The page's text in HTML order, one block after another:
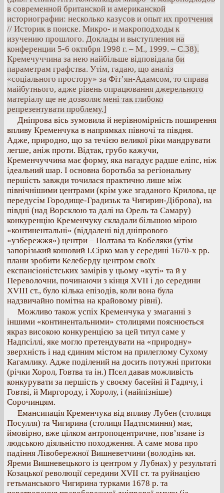
в современной британской и американской
историографии: несколько казусов и опыт их протчения
// Историк в поиске. Микро- и макроподходы к
изучению прошлого. Доклады и выступления на
конференции 5-6 октября 1998 г. – М., 1999. – С.38).
Кремечуччина за нею найбільше відповідала би
параметрам графства. Утім, гадаю, що аналіз
«соціального простору» за Фіт’ян-Адамсом, то справа
майбутнього, адже рівень опрацювання джерельного
матеріалу ще не дозволяє мені так глибоко
репрезентувати проблему.]
Дніпрова вісь зумовила й нерівномірність поширення
впливу Кременчука в напрямках півночі та півдня.
Адже, природно, що за течією великої ріки мандрувати
легше, аніж проти. Відтак, грубо кажучи,
Кременчуччина має форму, яка нагадує радше еліпс, ніж
ідеальний шар. І основна боротьба за регіональну
першість завжди точилася практично лише між
північнішими центрами (крім уже згаданого Крилова, це
передусім Городище-Градизьк та Чигирин-Діброва), на
півдні (над Ворсклою та далі на Орель та Самару)
конкуренцію Кременчуку складали більшою мірою
«континентальні» (віддалені від дніпрового
«узбережжя») центри – Полтава та Кобеляки (утім
запорізький кошовий І.Сірко мав у середині 1670-х рр.
плани зробити Келеберду центром своїх
експансіоністських замірів у цьому «куті» та й у
Переволочни, починаючи з кінця XVII і до середини
XVIII ст., було кілька епізодів, коли вона була
надзвичайно помітна на крайовому рівні).
Можливо також успіх Кременчука у змаганні з
іншими «континентальними» столицями пояснюється
якраз високою конкуренцією за цей титул саме у
Надпсіллі, яке могло претендувати на «природну»
зверхність і над єдиним містом на прилеглому Сухому
Кагамлику. Адже поділений на досить потужні притоки
(річки Хорол, Говтва та ін.) Псел давав можливість
конкурувати за першість у своєму басейні й Гадячу, і
Говтві, й Миргороду, і Хоролу, і (найпізніше)
Сорочинцям.
Емансипація Кременчука від впливу Лубен (столиця
Посулля) та Чигирина (столиця Надтясминня) має,
ймовірно, вже цілком антропоцентричне, пов’язане із
людською діяльністю походження. А саме мова про
падіння Лівобережної Вишневетчини (володінь кн.
Яреми Вишневецького із центром у Лубнах) у результаті
Козацької революції середини XVII ст. та руйнацією
гетьманського Чигирина турками 1678 р. та